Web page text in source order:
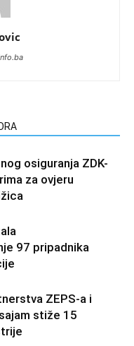
osiguranja ZDK-
za ovjeru
97 pripadnika
ZEPS-a i
stiže 15